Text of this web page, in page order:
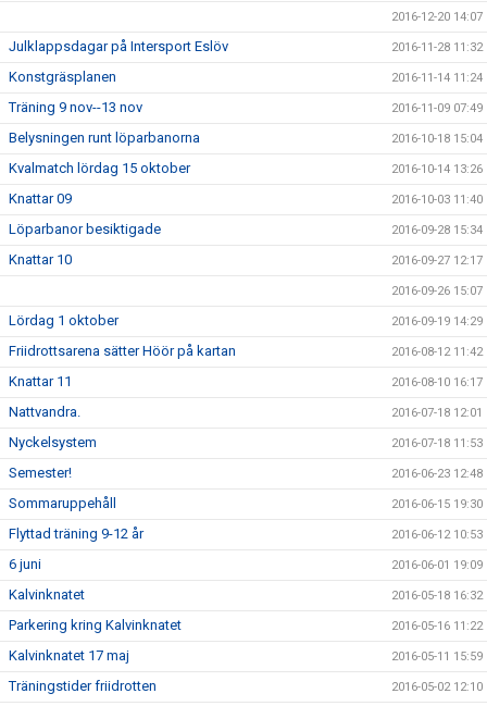
2016-12-20 14:07
Julklappsdagar på Intersport Eslöv 2016-11-28 11:32
Konstgräsplanen 2016-11-14 11:24
Träning 9 nov--13 nov 2016-11-09 07:49
Belysningen runt löparbanorna 2016-10-18 15:04
Kvalmatch lördag 15 oktober 2016-10-14 13:26
Knattar 09 2016-10-03 11:40
Löparbanor besiktigade 2016-09-28 15:34
Knattar 10 2016-09-27 12:17
2016-09-26 15:07
Lördag 1 oktober 2016-09-19 14:29
Friidrottsarena sätter Höör på kartan 2016-08-12 11:42
Knattar 11 2016-08-10 16:17
Nattvandra. 2016-07-18 12:01
Nyckelsystem 2016-07-18 11:53
Semester! 2016-06-23 12:48
Sommaruppehåll 2016-06-15 19:30
Flyttad träning 9-12 år 2016-06-12 10:53
6 juni 2016-06-01 19:09
Kalvinknatet 2016-05-18 16:32
Parkering kring Kalvinknatet 2016-05-16 11:22
Kalvinknatet 17 maj 2016-05-11 15:59
Träningstider friidrotten 2016-05-02 12:10